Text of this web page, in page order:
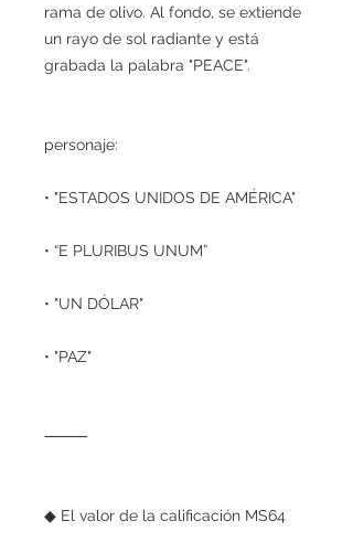
rama de olivo. Al fondo, se extiende
un rayo de sol radiante y está
grabada la palabra "PEACE".
personaje:
• "ESTADOS UNIDOS DE AMÉRICA"
• “E PLURIBUS UNUM”
• "UN DÓLAR"
• "PAZ"
⸻
◆ El valor de la calificación MS64